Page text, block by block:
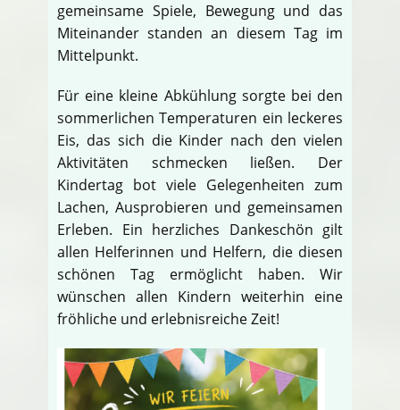
gemeinsame Spiele, Bewegung und das
Miteinander standen an diesem Tag im
Mittelpunkt.
Für eine kleine Abkühlung sorgte bei den
sommerlichen Temperaturen ein leckeres
Eis, das sich die Kinder nach den vielen
Aktivitäten schmecken ließen. Der
Kindertag bot viele Gelegenheiten zum
Lachen, Ausprobieren und gemeinsamen
Erleben. Ein herzliches Dankeschön gilt
allen Helferinnen und Helfern, die diesen
schönen Tag ermöglicht haben. Wir
wünschen allen Kindern weiterhin eine
fröhliche und erlebnisreiche Zeit!